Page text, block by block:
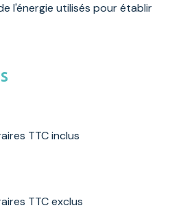
l'énergie utilisés pour établir
TTC inclus
TTC exclus